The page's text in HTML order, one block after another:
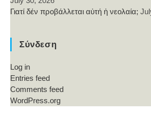
Γιατί δέν προβάλλεται αὐτή ἡ νεολαία;
Σύνδεση
Log in
Entries feed
Comments feed
WordPress.org